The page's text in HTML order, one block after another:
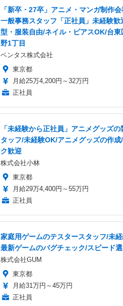
「新卒・27卒」アニメ・マンガ制作
一般事務スタッフ「正社員」未経験歓
型・服装自由/ネイル・ピアスOK/台東
野1丁目
ベンタス株式会社
東京都
月給25万4,200円～32万円
正社員
「未経験から正社員」アニメグッズの
タッフ/未経験OK/アニメグッズの作成
ク歓迎
株式会社小林
東京都
月給29万4,400円～55万円
正社員
家庭用ゲームのテスタースタッフ/未
最新ゲームのバグチェック/スピード
株式会社GUM
東京都
月給31万円～45万円
正社員